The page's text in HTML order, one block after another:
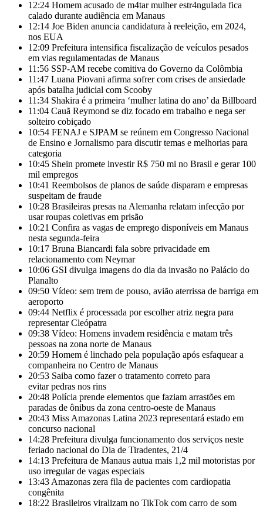
12:24 Homem acusado de m4tar mulher estr4ngulada fica
calado durante audiência em Manaus
12:14 Joe Biden anuncia candidatura à reeleição, em 2024,
nos EUA
12:09 Prefeitura intensifica fiscalização de veículos pesados
em vias regulamentadas de Manaus
11:56 SSP-AM recebe comitiva do Governo da Colômbia
11:47 Luana Piovani afirma sofrer com crises de ansiedade
após batalha judicial com Scooby
11:34 Shakira é a primeira ‘mulher latina do ano’ da Billboard
11:04 Cauã Reymond se diz focado em trabalho e nega ser
solteiro cobiçado
10:54 FENAJ e SJPAM se reúnem em Congresso Nacional
de Ensino e Jornalismo para discutir temas e melhorias para
categoria
10:45 Shein promete investir R$ 750 mi no Brasil e gerar 100
mil empregos
10:41 Reembolsos de planos de saúde disparam e empresas
suspeitam de fraude
10:28 Brasileiras presas na Alemanha relatam infecção por
usar roupas coletivas em prisão
10:21 Confira as vagas de emprego disponíveis em Manaus
nesta segunda-feira
10:17 Bruna Biancardi fala sobre privacidade em
relacionamento com Neymar
10:06 GSI divulga imagens do dia da invasão no Palácio do
Planalto
09:50 Vídeo: sem trem de pouso, avião aterrissa de barriga em
aeroporto
09:44 Netflix é processada por escolher atriz negra para
representar Cleópatra
09:38 Vídeo: Homens invadem residência e matam três
pessoas na zona norte de Manaus
20:59 Homem é linchado pela população após esfaquear a
companheira no Centro de Manaus
20:53 Saiba como fazer o tratamento correto para
evitar pedras nos rins
20:48 Polícia prende elementos que faziam arrastões em
paradas de ônibus da zona centro-oeste de Manaus
20:43 Miss Amazonas Latina 2023 representará estado em
concurso nacional
14:28 Prefeitura divulga funcionamento dos serviços neste
feriado nacional do Dia de Tiradentes, 21/4
14:13 Prefeitura de Manaus autua mais 1,2 mil motoristas por
uso irregular de vagas especiais
13:43 Amazonas zera fila de pacientes com cardiopatia
congênita
18:22 Brasileiros viralizam no TikTok com carro de som